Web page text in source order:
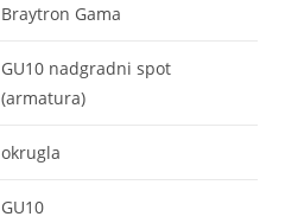
Braytron Gama
GU10 nadgradni spot
(armatura)
okrugla
GU10